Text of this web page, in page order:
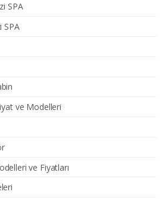
SPA
SPA
ve Modelleri
ve Fiyatları